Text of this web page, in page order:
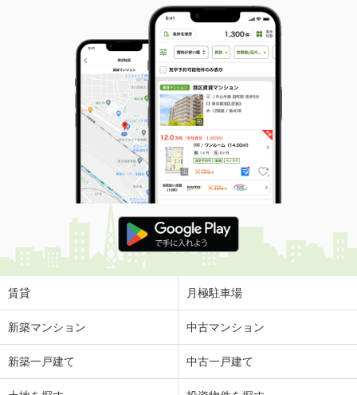
賃貸 月極駐車場
新築マンション 中古マンション
新築一戸建て 中古一戸建て